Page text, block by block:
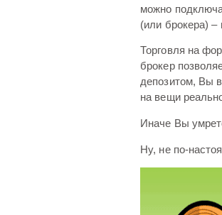
можно
(или брокера) –
Торговля на
брокер
депозитом, Вы
на вещи
Иначе Вы
Ну, не по-